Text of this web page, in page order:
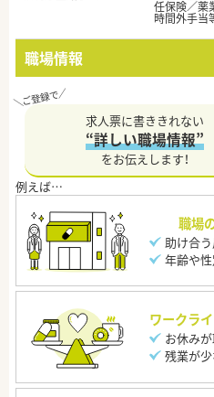
任保険／薬
時間外手当
職場情報
求人票に書ききれない
“詳しい職場情報”
をお伝えします！
職場
助け合
年齢や
ワークラ
お休み
残業が